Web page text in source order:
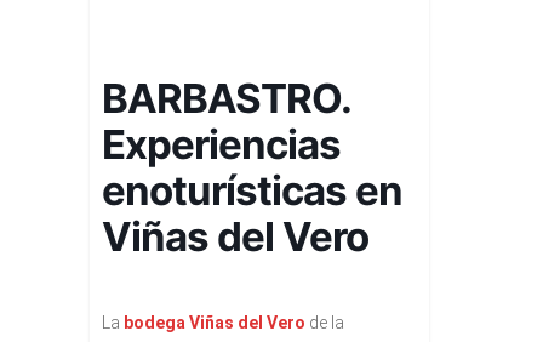
BARBASTRO.
Experiencias
enoturísticas en
Viñas del Vero
La bodega Viñas del Vero de la